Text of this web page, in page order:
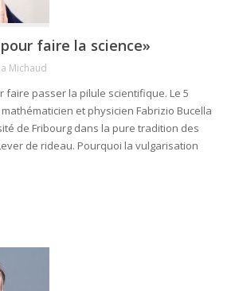
faire la science»
Michaud
faire passer la pilule scientifique. Le 5
et physicien Fabrizio Bucella
de Fribourg dans la pure tradition des
de rideau. Pourquoi la vulgarisation